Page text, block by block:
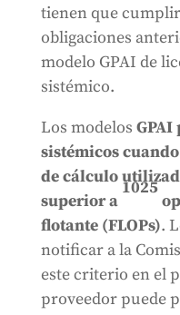
tienen que
obligaciones
modelo GPAI de
sistémico.
Los modelos GPAI
sistémicos
de cálculo
superior a
1025
flotante (FLOPs).
notificar a la
este criterio en el
proveedor puede